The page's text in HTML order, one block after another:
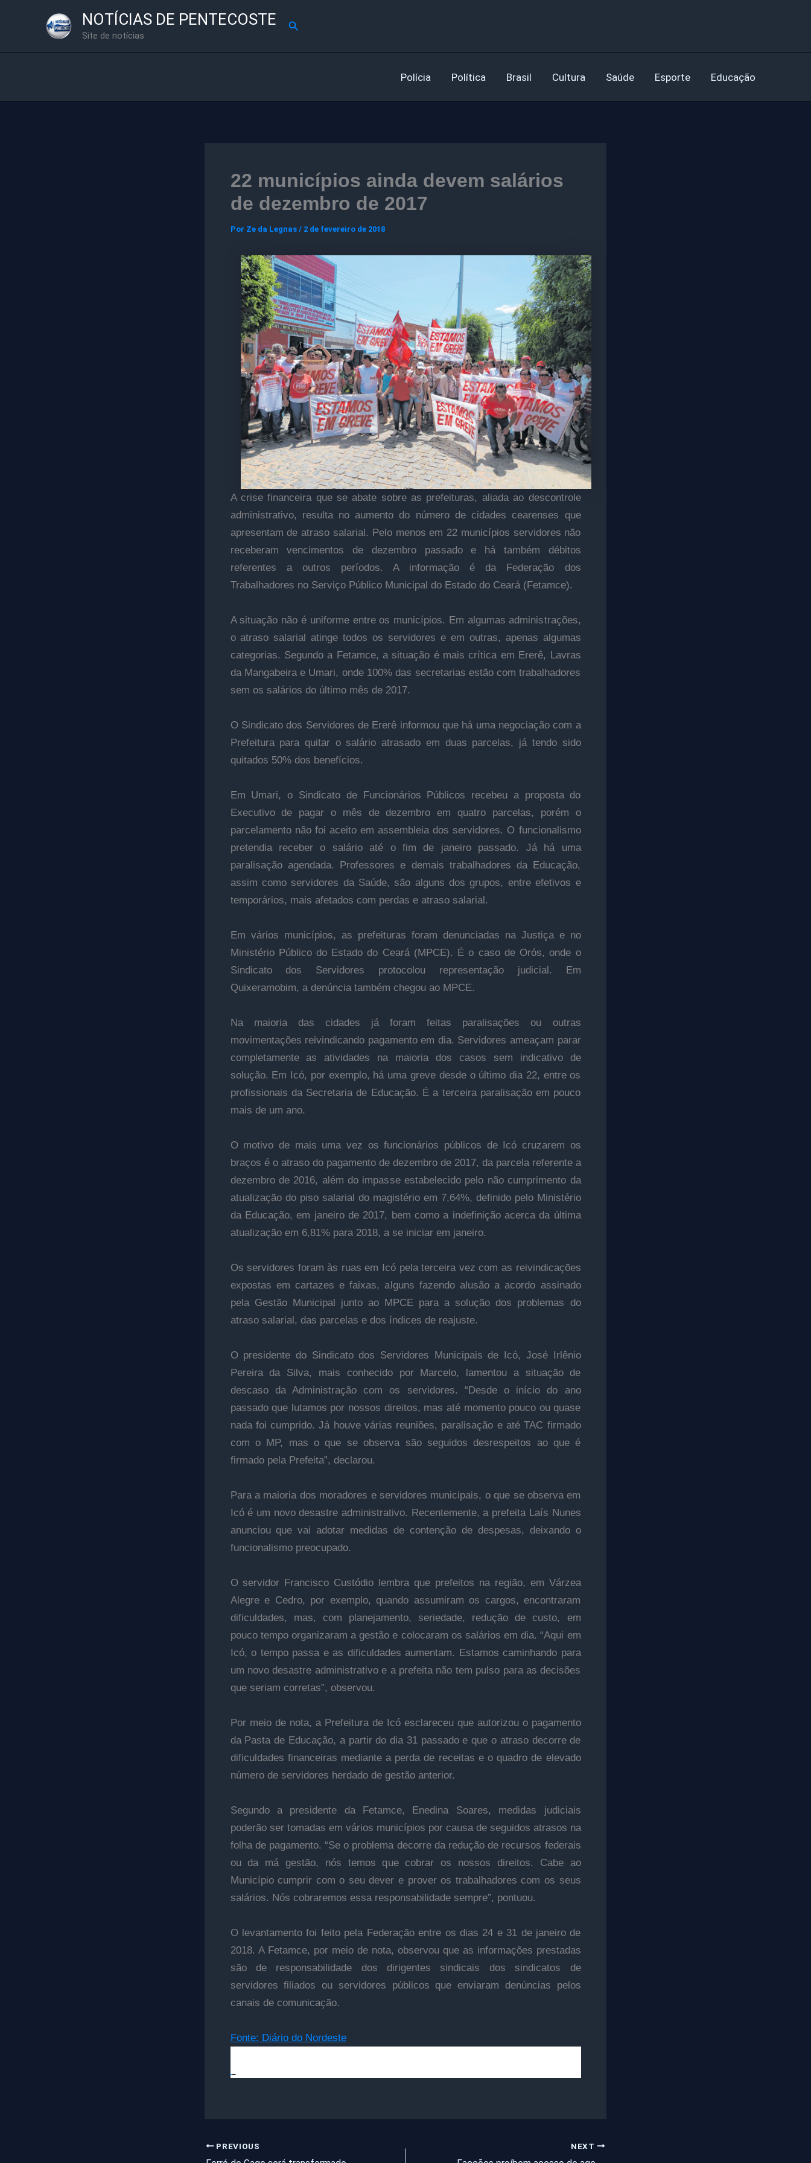
NOTÍCIAS DE PENTECOSTE
Site de notícias
Pesquisar
Polícia Política Brasil Cultura Saúde Esporte Educação
22 municípios ainda devem salários
de dezembro de 2017
Por Ze da Legnas / 2 de fevereiro de 2018
A crise financeira que se abate sobre as prefeituras, aliada ao descontrole
administrativo, resulta no aumento do número de cidades cearenses que
apresentam de atraso salarial. Pelo menos em 22 municípios servidores não
receberam vencimentos de dezembro passado e há também débitos
referentes a outros períodos. A informação é da Federação dos
Trabalhadores no Serviço Público Municipal do Estado do Ceará (Fetamce).
A situação não é uniforme entre os municípios. Em algumas administrações,
o atraso salarial atinge todos os servidores e em outras, apenas algumas
categorias. Segundo a Fetamce, a situação é mais crítica em Ererê, Lavras
da Mangabeira e Umari, onde 100% das secretarias estão com trabalhadores
sem os salários do último mês de 2017.
O Sindicato dos Servidores de Ererê informou que há uma negociação com a
Prefeitura para quitar o salário atrasado em duas parcelas, já tendo sido
quitados 50% dos benefícios.
Em Umari, o Sindicato de Funcionários Públicos recebeu a proposta do
Executivo de pagar o mês de dezembro em quatro parcelas, porém o
parcelamento não foi aceito em assembleia dos servidores. O funcionalismo
pretendia receber o salário até o fim de janeiro passado. Já há uma
paralisação agendada. Professores e demais trabalhadores da Educação,
assim como servidores da Saúde, são alguns dos grupos, entre efetivos e
temporários, mais afetados com perdas e atraso salarial.
Em vários municípios, as prefeituras foram denunciadas na Justiça e no
Ministério Público do Estado do Ceará (MPCE). É o caso de Orós, onde o
Sindicato dos Servidores protocolou representação judicial. Em
Quixeramobim, a denúncia também chegou ao MPCE.
Na maioria das cidades já foram feitas paralisações ou outras
movimentações reivindicando pagamento em dia. Servidores ameaçam parar
completamente as atividades na maioria dos casos sem indicativo de
solução. Em Icó, por exemplo, há uma greve desde o último dia 22, entre os
profissionais da Secretaria de Educação. É a terceira paralisação em pouco
mais de um ano.
O motivo de mais uma vez os funcionários públicos de Icó cruzarem os
braços é o atraso do pagamento de dezembro de 2017, da parcela referente a
dezembro de 2016, além do impasse estabelecido pelo não cumprimento da
atualização do piso salarial do magistério em 7,64%, definido pelo Ministério
da Educação, em janeiro de 2017, bem como a indefinição acerca da última
atualização em 6,81% para 2018, a se iniciar em janeiro.
Os servidores foram às ruas em Icó pela terceira vez com as reivindicações
expostas em cartazes e faixas, alguns fazendo alusão a acordo assinado
pela Gestão Municipal junto ao MPCE para a solução dos problemas do
atraso salarial, das parcelas e dos índices de reajuste.
O presidente do Sindicato dos Servidores Municipais de Icó, José Irlênio
Pereira da Silva, mais conhecido por Marcelo, lamentou a situação de
descaso da Administração com os servidores. “Desde o início do ano
passado que lutamos por nossos direitos, mas até momento pouco ou quase
nada foi cumprido. Já houve várias reuniões, paralisação e até TAC firmado
com o MP, mas o que se observa são seguidos desrespeitos ao que é
firmado pela Prefeita”, declarou.
Para a maioria dos moradores e servidores municipais, o que se observa em
Icó é um novo desastre administrativo. Recentemente, a prefeita Laís Nunes
anunciou que vai adotar medidas de contenção de despesas, deixando o
funcionalismo preocupado.
O servidor Francisco Custódio lembra que prefeitos na região, em Várzea
Alegre e Cedro, por exemplo, quando assumiram os cargos, encontraram
dificuldades, mas, com planejamento, seriedade, redução de custo, em
pouco tempo organizaram a gestão e colocaram os salários em dia. “Aqui em
Icó, o tempo passa e as dificuldades aumentam. Estamos caminhando para
um novo desastre administrativo e a prefeita não tem pulso para as decisões
que seriam corretas”, observou.
Por meio de nota, a Prefeitura de Icó esclareceu que autorizou o pagamento
da Pasta de Educação, a partir do dia 31 passado e que o atraso decorre de
dificuldades financeiras mediante a perda de receitas e o quadro de elevado
número de servidores herdado de gestão anterior.
Segundo a presidente da Fetamce, Enedina Soares, medidas judiciais
poderão ser tomadas em vários municípios por causa de seguidos atrasos na
folha de pagamento. “Se o problema decorre da redução de recursos federais
ou da má gestão, nós temos que cobrar os nossos direitos. Cabe ao
Município cumprir com o seu dever e prover os trabalhadores com os seus
salários. Nós cobraremos essa responsabilidade sempre”, pontuou.
O levantamento foi feito pela Federação entre os dias 24 e 31 de janeiro de
2018. A Fetamce, por meio de nota, observou que as informações prestadas
são de responsabilidade dos dirigentes sindicais dos sindicatos de
servidores filiados ou servidores públicos que enviaram denúncias pelos
canais de comunicação.
Fonte: Diário do Nordeste
PREVIOUS NEXT